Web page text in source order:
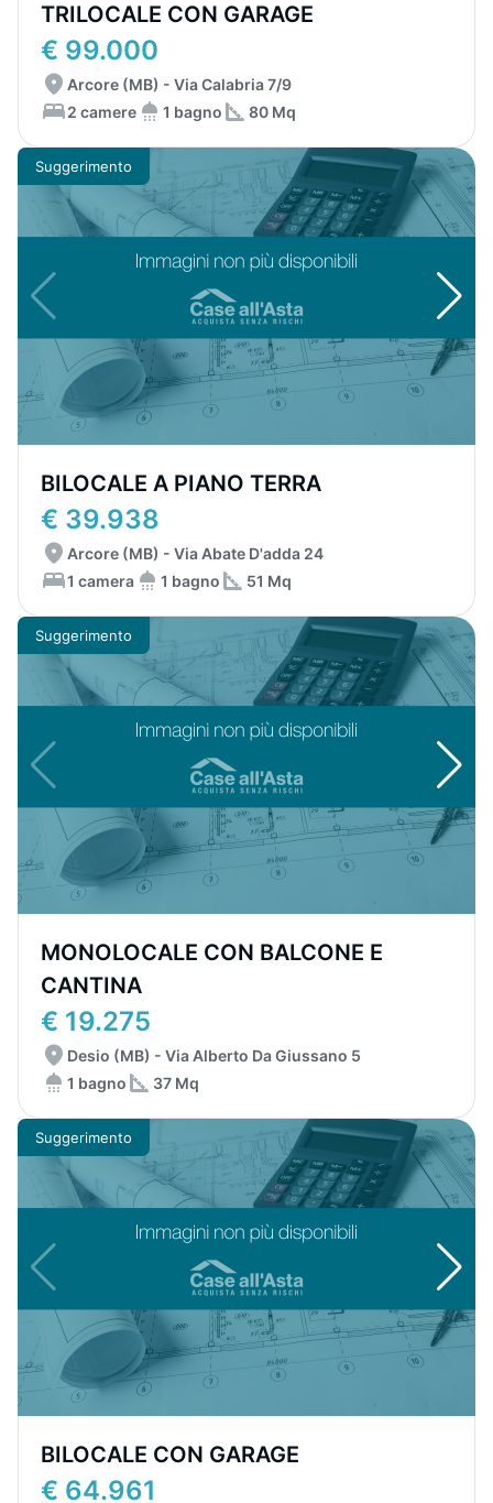
TRILOCALE CON GARAGE
€ 99.000
Arcore (MB) - Via Calabria 7/9
2 camere
1 bagno 80 Mq
Suggerimento
BILOCALE A PIANO TERRA
€ 39.938
Arcore (MB) - Via Abate D'adda 24
1 camera
1 bagno 51 Mq
Suggerimento
MONOLOCALE CON BALCONE E
CANTINA
€ 19.275
Desio (MB) - Via Alberto Da Giussano 5
1 bagno
37 Mq
Suggerimento
BILOCALE CON GARAGE
€ 64.961